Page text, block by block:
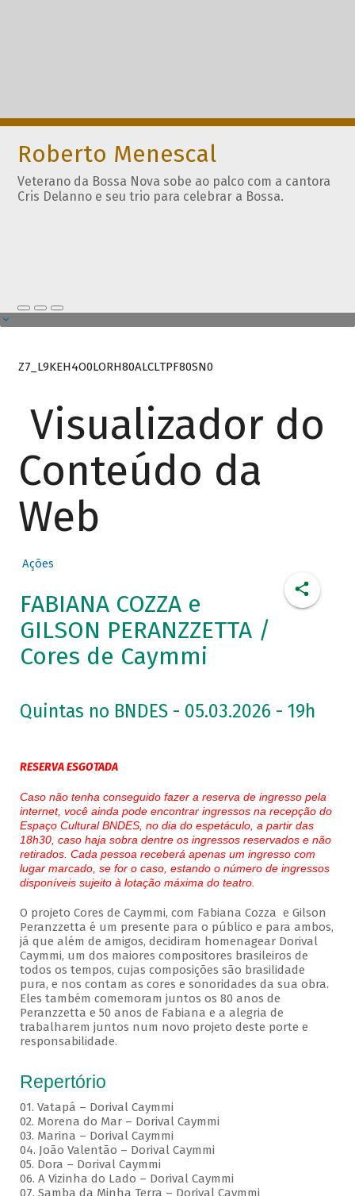
Roberto Menescal
Veterano da Bossa Nova sobe ao palco com a cantora
Cris Delanno e seu trio para celebrar a Bossa.
Z7_L9KEH4O0LORH80ALCLTPF80SN0
Visualizador do
Conteúdo da
Web
Ações
FABIANA COZZA e
GILSON PERANZZETTA /
Cores de Caymmi
Quintas no BNDES - 05.03.2026 - 19h
RESERVA ESGOTADA
Caso não tenha conseguido fazer a reserva de ingresso pela
internet, você ainda pode encontrar ingressos na recepção do
Espaço Cultural BNDES, no dia do espetáculo, a partir das
18h30, caso haja sobra dentre os ingressos reservados e não
retirados. Cada pessoa receberá apenas um ingresso com
lugar marcado, se for o caso, estando o número de ingressos
disponíveis sujeito à lotação máxima do teatro.
O projeto Cores de Caymmi, com Fabiana Cozza e Gilson
Peranzzetta é um presente para o público e para ambos,
já que além de amigos, decidiram homenagear Dorival
Caymmi, um dos maiores compositores brasileiros de
todos os tempos, cujas composições são brasilidade
pura, e nos contam as cores e sonoridades da sua obra.
Eles também comemoram juntos os 80 anos de
Peranzzetta e 50 anos de Fabiana e a alegria de
trabalharem juntos num novo projeto deste porte e
responsabilidade.
Repertório
01. Vatapá – Dorival Caymmi
02. Morena do Mar – Dorival Caymmi
03. Marina – Dorival Caymmi
04. João Valentão – Dorival Caymmi
05. Dora – Dorival Caymmi
06. A Vizinha do Lado – Dorival Caymmi